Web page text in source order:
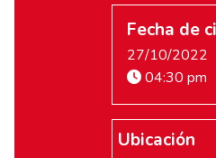
Fecha de
27/10/2022
04:30 pm
Ubicación